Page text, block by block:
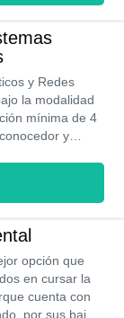
cursarse a lo
y Redes
la modalidad
mínima de 4
y
que los
al mes. Es
en
opción que
en cursar la
cuenta con
por sus bajos